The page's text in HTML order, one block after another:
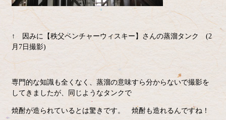
↑ 因みに【秩父ベンチャーウィスキー】さんの蒸溜タンク (2
月7日撮影)
専門的な知識も全くなく、蒸溜の意味すら分からないで撮影を
してきましたが、同じようなタンクで
焼酎が造られているとは驚きです。 焼酎も造れるんですね！